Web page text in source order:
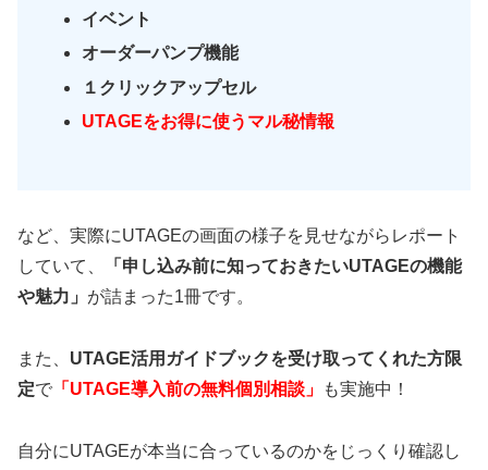
イベント
オーダーパンプ機能
１クリックアップセル
UTAGEをお得に使うマル秘情報
など、実際にUTAGEの画面の様子を見せながらレポート
していて、
「申し込み前に知っておきたいUTAGEの機能
や魅力」 が詰まった1冊です。
また、 UTAGE活用ガイドブックを受け取ってくれた方限
定で 「UTAGE導入前の無料個別相談」 も実施中！
自分にUTAGEが本当に合っているのかをじっくり確認し